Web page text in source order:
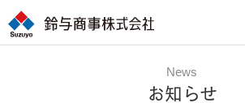
News
お知らせ